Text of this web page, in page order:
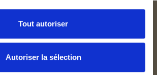
Tout autoriser
Autoriser la sélection